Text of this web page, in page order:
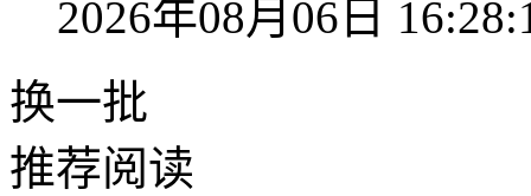
2026年08月06日
换一批
推荐阅读